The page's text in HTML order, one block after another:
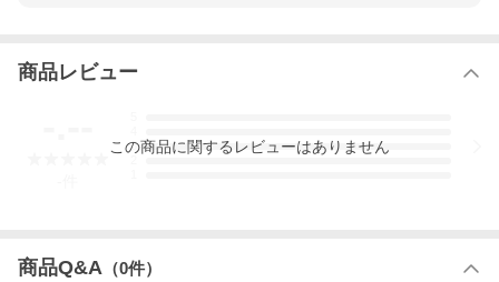
商品レビュー
3
この商品に関するレビューはありません
商品Q&A （0件）